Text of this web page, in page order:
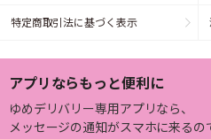
特定商取引法に基づく表示
アプリならもっと便利に
ゆめデリバリー専用アプリなら、
メッセージの通知がスマホに来るの